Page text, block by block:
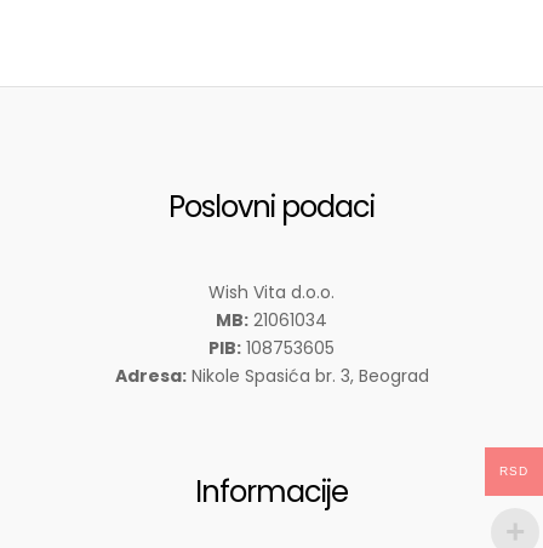
Poslovni podaci
Wish Vita d.o.o.
MB: 21061034
PIB: 108753605
Adresa:Nikole Spasića br. 3, Beograd
Informacije
RSD